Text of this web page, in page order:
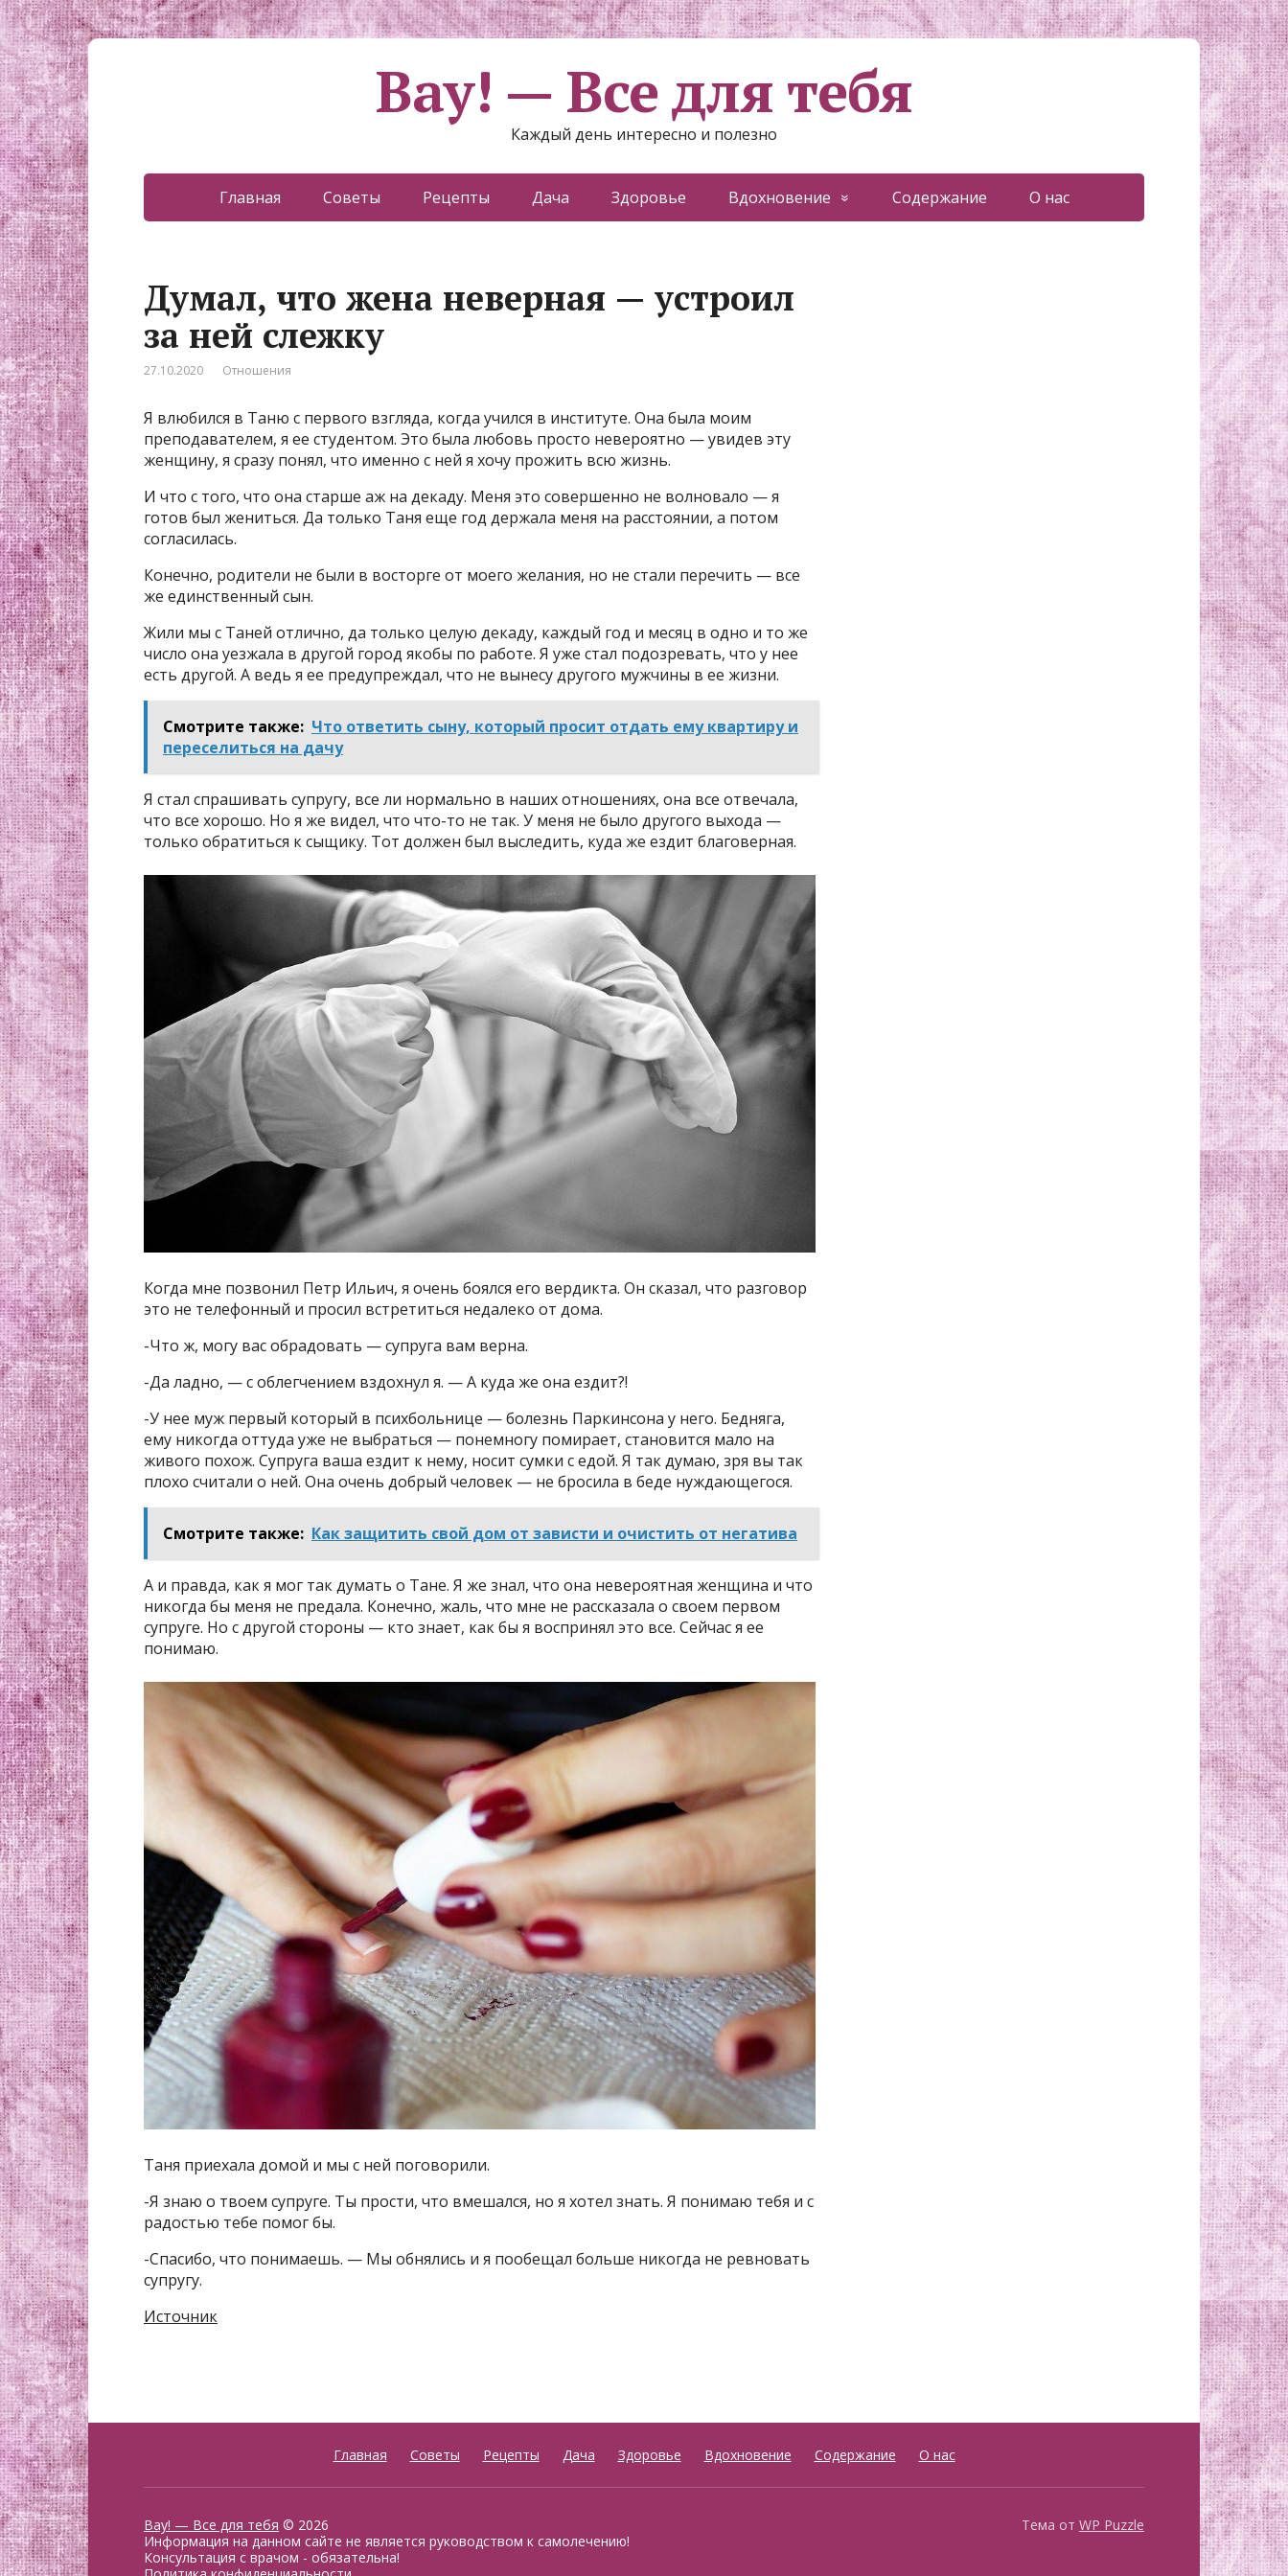
Вау! — Все для тебя
Каждый день интересно и полезно
Главная Советы Рецепты Дача Здоровье Вдохновение Содержание О нас
Думал, что жена неверная — устроил
за ней слежку
27.10.2020 Отношения
Я влюбился в Таню с первого взгляда, когда учился в институте. Она была моим
преподавателем, я ее студентом. Это была любовь просто невероятно — увидев эту
женщину, я сразу понял, что именно с ней я хочу прожить всю жизнь.
И что с того, что она старше аж на декаду. Меня это совершенно не волновало — я
готов был жениться. Да только Таня еще год держала меня на расстоянии, а потом
согласилась.
Конечно, родители не были в восторге от моего желания, но не стали перечить — все
же единственный сын.
Жили мы с Таней отлично, да только целую декаду, каждый год и месяц в одно и то же
число она уезжала в другой город якобы по работе. Я уже стал подозревать, что у нее
есть другой. А ведь я ее предупреждал, что не вынесу другого мужчины в ее жизни.
Смотрите также: Что ответить сыну, который просит отдать ему квартиру и
переселиться на дачу
Я стал спрашивать супругу, все ли нормально в наших отношениях, она все отвечала,
что все хорошо. Но я же видел, что что-то не так. У меня не было другого выхода —
только обратиться к сыщику. Тот должен был выследить, куда же ездит благоверная.
Когда мне позвонил Петр Ильич, я очень боялся его вердикта. Он сказал, что разговор
это не телефонный и просил встретиться недалеко от дома.
-Что ж, могу вас обрадовать — супруга вам верна.
-Да ладно, — с облегчением вздохнул я. — А куда же она ездит?!
-У нее муж первый который в психбольнице — болезнь Паркинсона у него. Бедняга,
ему никогда оттуда уже не выбраться — понемногу помирает, становится мало на
живого похож. Супруга ваша ездит к нему, носит сумки с едой. Я так думаю, зря вы так
плохо считали о ней. Она очень добрый человек — не бросила в беде нуждающегося.
Смотрите также: Как защитить свой дом от зависти и очистить от негатива
А и правда, как я мог так думать о Тане. Я же знал, что она невероятная женщина и что
никогда бы меня не предала. Конечно, жаль, что мне не рассказала о своем первом
супруге. Но с другой стороны — кто знает, как бы я воспринял это все. Сейчас я ее
понимаю.
Таня приехала домой и мы с ней поговорили.
-Я знаю о твоем супруге. Ты прости, что вмешался, но я хотел знать. Я понимаю тебя и с
радостью тебе помог бы.
-Спасибо, что понимаешь. — Мы обнялись и я пообещал больше никогда не ревновать
супругу.
Источник
Главная Советы Рецепты Дача Здоровье Вдохновение Содержание О нас
Вау! — Все для тебя © 2026
Информация на данном сайте не является руководством к самолечению!
Консультация с врачом - обязательна!
Тема от WP Puzzle